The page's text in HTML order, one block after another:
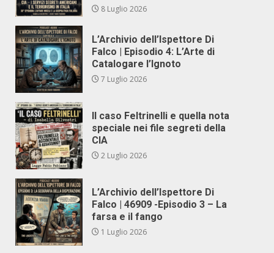
8 Luglio 2026
L’Archivio dell’Ispettore Di
Falco | Episodio 4: L’Arte di
Catalogare l’Ignoto
7 Luglio 2026
Il caso Feltrinelli e quella nota
speciale nei file segreti della
CIA
2 Luglio 2026
L’Archivio dell’Ispettore Di
Falco | 46909 -Episodio 3 – La
farsa e il fango
1 Luglio 2026